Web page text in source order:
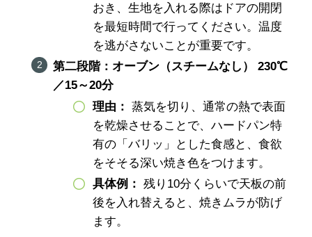
おき、生地を入れる際はドアの開閉
を最短時間で行ってください。温度
を逃がさないことが重要です。
第二段階：オーブン（スチームなし） 230℃
／15～20分
理由： 蒸気を切り、通常の熱で表面
を乾燥させることで、ハードパン特
有の「バリッ」とした食感と、食欲
をそそる深い焼き色をつけます。
具体例： 残り10分くらいで天板の前
後を入れ替えると、焼きムラが防げ
ます。